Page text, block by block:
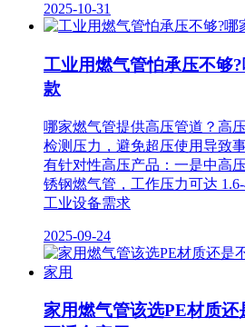
2025-10-31
工业用燃气管怕承压不够
款
哪家燃气管提供高压管道？高
检测压力，避免超压使用导致
有针对性高压产品：一是中高
锈钢燃气管，工作压力可达
工业设备需求
2025-09-24
家用燃气管该选PE材质